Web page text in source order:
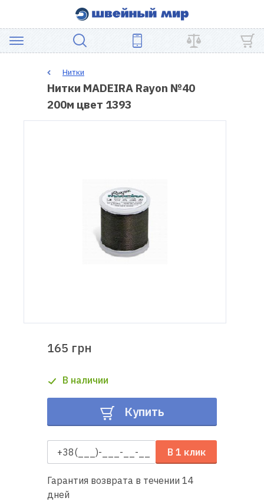
ШВЕЙНОЕ
ОБОРУДОВАНИЕ
Гарантия
швейной
техники
Полезные
советы
Нитки
Нитки MADEIRA Rayon №40
200м цвет 1393
165 грн
В наличии
Купить
В 1 клик
Гарантия возврата в течении 14
дней